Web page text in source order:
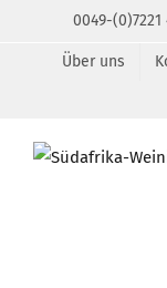
0049-(0)7221
Über uns